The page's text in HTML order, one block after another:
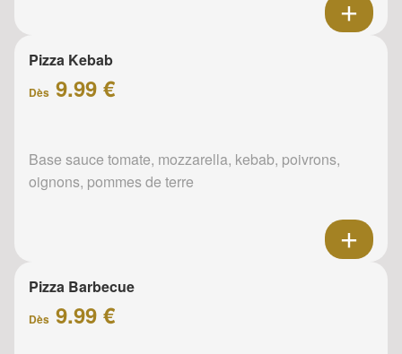
Pizza Kebab
Dès 9.99 €
Base sauce tomate, mozzarella, kebab, poivrons,
oignons, pommes de terre
Pizza Barbecue
Dès 9.99 €